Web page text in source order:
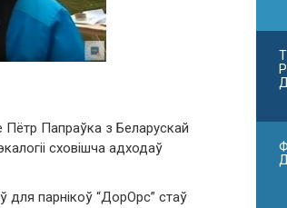
Папраўка з Беларускай
сховішча адходаў
для парнікоў “ДорОрс” стаў